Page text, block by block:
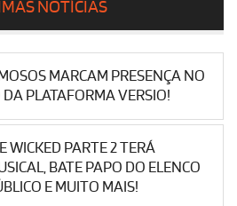
NOTÍCIAS
MARCAM PRESENÇA NO
PLATAFORMA VERSIO!
WICKED PARTE 2 TERÁ
BATE PAPO DO ELENCO
E MUITO MAIS!